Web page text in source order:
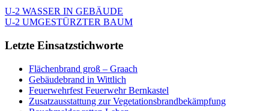
U-2 WASSER IN GEBÄUDE
U-2 UMGESTÜRZTER BAUM
Letzte Einsatzstichworte
Flächenbrand groß – Graach
Gebäudebrand in Wittlich
Feuerwehrfest Feuerwehr Bernkastel
Zusatzausstattung zur Vegetationsbrandbekämpfung